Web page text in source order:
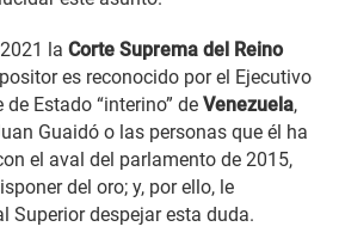
la Corte Suprema del Reino
es reconocido por el Ejecutivo
Estado “interino” de Venezuela,
Guaidó o las personas que él ha
el aval del parlamento de 2015,
del oro; y, por ello, le
Superior despejar esta duda.